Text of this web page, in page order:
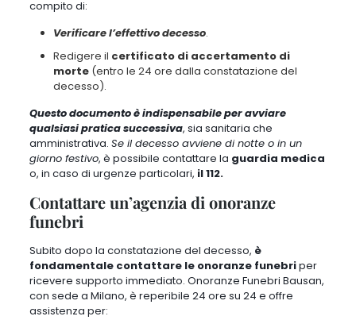
compito di:
Verificare l’effettivo decesso.
Redigere il certificato di accertamento di
morte(entro le 24 ore dalla constatazione del
decesso).
Questo documento è indispensabile per avviare
qualsiasi pratica successiva, sia sanitaria che
amministrativa. Se il decesso avviene di notte o in un
giorno festivo, è possibile contattare la guardia medica
o, in caso di urgenze particolari, il 112.
Contattare un’agenzia di onoranze
funebri
Subito dopo la constatazione del decesso, è
fondamentale contattare le onoranze funebriper
ricevere supporto immediato. Onoranze Funebri Bausan,
con sede a Milano, è reperibile 24 ore su 24 e offre
assistenza per: